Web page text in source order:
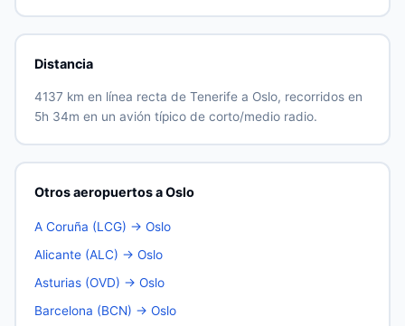
Distancia
4137 km en línea recta de Tenerife a Oslo, recorridos en
5h 34m en un avión típico de corto/medio radio.
Otros aeropuertos a Oslo
A Coruña (LCG) → Oslo
Alicante (ALC) → Oslo
Asturias (OVD) → Oslo
Barcelona (BCN) → Oslo